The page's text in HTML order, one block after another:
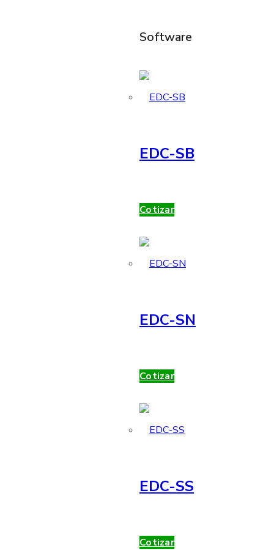
Software
EDC-SB
Cotizar
EDC-SN
Cotizar
EDC-SS
Cotizar